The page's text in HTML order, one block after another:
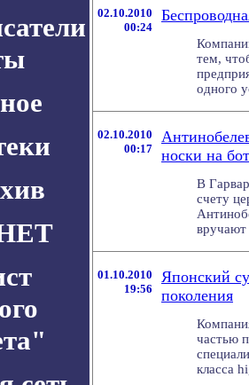
02.10.2010
00:24
тем,
одного
02.10.2010
00:17
носки на
В
счету
вручают
01.10.2010
19:56
Японский
поколения
частью
класса